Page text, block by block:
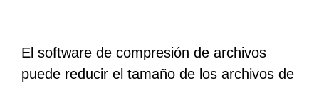
El software de compresión de archivos
puede reducir el tamaño de los archivos de